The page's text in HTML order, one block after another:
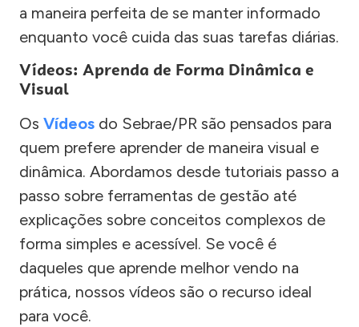
a maneira perfeita de se manter informado
enquanto você cuida das suas tarefas diárias.
Vídeos: Aprenda de Forma Dinâmica e
Visual
Os Vídeos do Sebrae/PR são pensados para
quem prefere aprender de maneira visual e
dinâmica. Abordamos desde tutoriais passo a
passo sobre ferramentas de gestão até
explicações sobre conceitos complexos de
forma simples e acessível. Se você é
daqueles que aprende melhor vendo na
prática, nossos vídeos são o recurso ideal
para você.